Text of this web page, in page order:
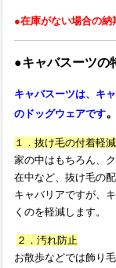
●在庫がない場合の納
●キャバスーツの
キャバスーツは、キ
のドッグウェアです。
１．抜け毛の付着軽減
家の中はもちろん、
在中など、 抜け毛の
キャバリアですが、
くのを軽減します。
２．汚れ防止
お散歩などでは飾り